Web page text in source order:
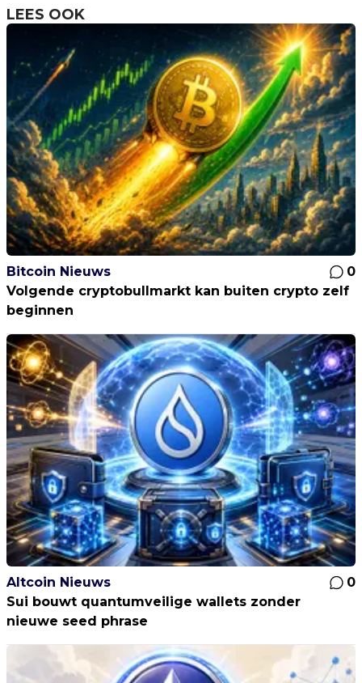
LEES OOK
Bitcoin Nieuws
0
Volgende cryptobullmarkt kan buiten crypto zelf
beginnen
Altcoin Nieuws
0
Sui bouwt quantumveilige wallets zonder
nieuwe seed phrase